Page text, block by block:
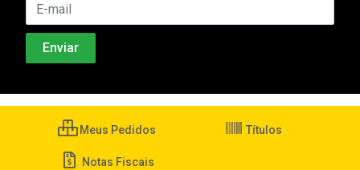
Meus Pedidos Títulos
Notas Fiscais